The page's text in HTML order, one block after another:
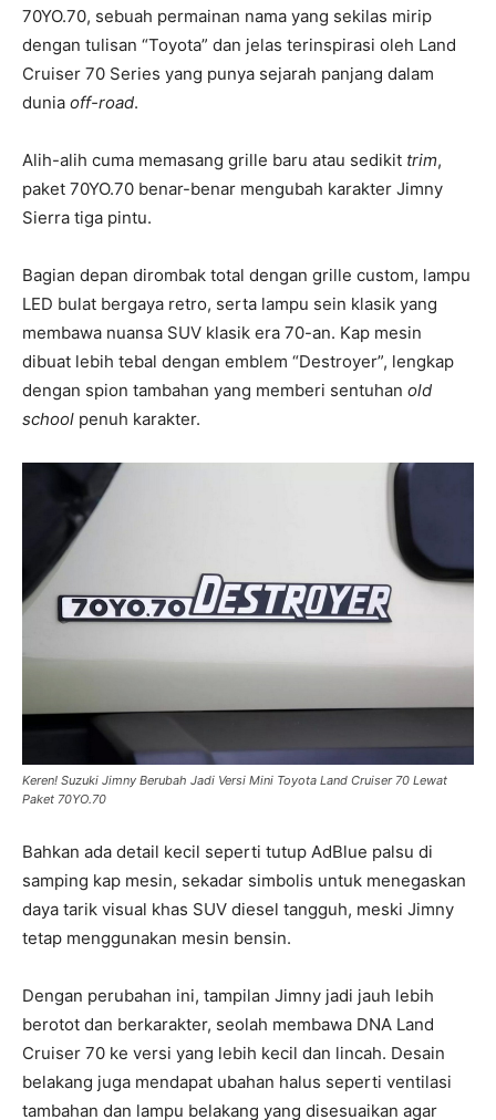
70YO.70, sebuah permainan nama yang sekilas mirip
dengan tulisan “Toyota” dan jelas terinspirasi oleh Land
Cruiser 70 Series yang punya sejarah panjang dalam
dunia off-road.
Alih-alih cuma memasang grille baru atau sedikit trim,
paket 70YO.70 benar-benar mengubah karakter Jimny
Sierra tiga pintu.
Bagian depan dirombak total dengan grille custom, lampu
LED bulat bergaya retro, serta lampu sein klasik yang
membawa nuansa SUV klasik era 70-an. Kap mesin
dibuat lebih tebal dengan emblem “Destroyer”, lengkap
dengan spion tambahan yang memberi sentuhan old
school penuh karakter.
Keren! Suzuki Jimny Berubah Jadi Versi Mini Toyota Land Cruiser 70 Lewat
Paket 70YO.70
Bahkan ada detail kecil seperti tutup AdBlue palsu di
samping kap mesin, sekadar simbolis untuk menegaskan
daya tarik visual khas SUV diesel tangguh, meski Jimny
tetap menggunakan mesin bensin.
Dengan perubahan ini, tampilan Jimny jadi jauh lebih
berotot dan berkarakter, seolah membawa DNA Land
Cruiser 70 ke versi yang lebih kecil dan lincah. Desain
belakang juga mendapat ubahan halus seperti ventilasi
tambahan dan lampu belakang yang disesuaikan agar